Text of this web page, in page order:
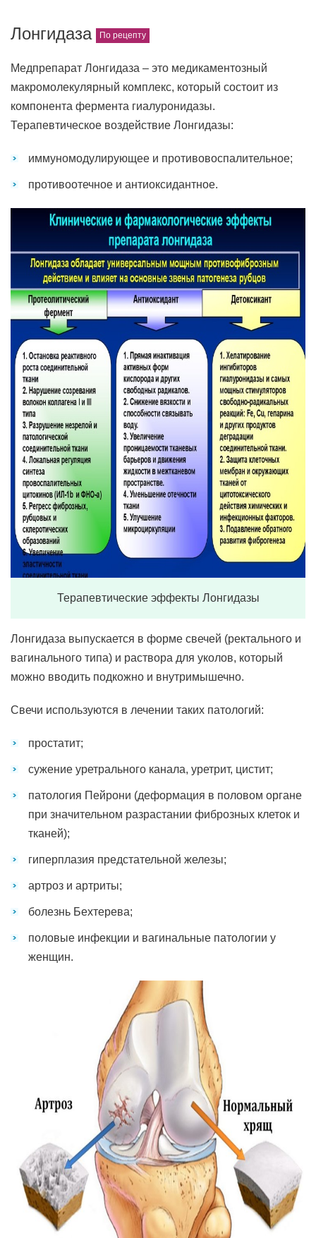
Лонгидаза
Медпрепарат Лонгидаза – это медикаментозный
макромолекулярный комплекс, который состоит из
компонента фермента гиалуронидазы.
Терапевтическое воздействие Лонгидазы:
иммуномодулирующее и противовоспалительное;
противоотечное и антиоксидантное.
Терапевтические эффекты Лонгидазы
Лонгидаза выпускается в форме свечей (ректального и
вагинального типа) и раствора для уколов, который
можно вводить подкожно и внутримышечно.
Свечи используются в лечении таких патологий:
простатит;
сужение уретрального канала, уретрит, цистит;
патология Пейрони (деформация в половом органе
при значительном разрастании фиброзных клеток и
тканей);
гиперплазия предстательной железы;
артроз и артриты;
болезнь Бехтерева;
половые инфекции и вагинальные патологии у
женщин.